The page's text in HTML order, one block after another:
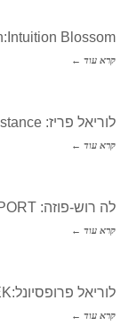
Blossom
קרא עוד ←
לוריאל פריז: Infallible Laque Resistance
קרא עוד ←
לה רוש-פוזה: ANTHELIOS UVSPORT
קרא עוד ←
לוריאל פרופסיונל:KERATIN ALPHA SLEEK
קרא עוד ←